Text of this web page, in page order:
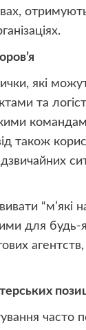
які
та
також
“м’які
для будь-
агентств,
часто